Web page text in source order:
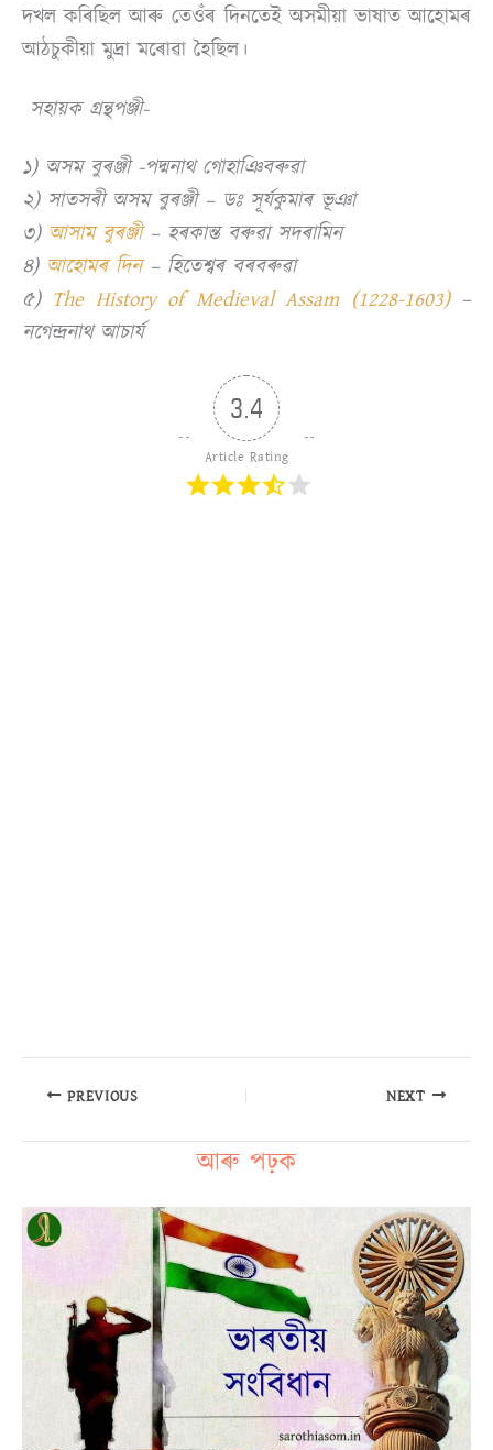
দখল কৰিছিল আৰু তেওঁৰ দিনতেই অসমীয়া ভাষাত আহোমৰ
আঠচুকীয়া মুদ্ৰা মৰোৱা হৈছিল।
সহায়ক গ্ৰন্থপঞ্জী-
১) অসম বুৰঞ্জী -পদ্মনাথ গোহাঞিবৰুৱা
২) সাতসৰী অসম বুৰঞ্জী – ডঃ সূৰ্যকুমাৰ ভূঞা
৩) আসাম বুৰঞ্জী – হৰকান্ত বৰুৱা সদৰামিন
৪) আহোমৰ দিন – হিতেশ্বৰ বৰবৰুৱা
৫) The History of Medieval Assam (1228-1603) –
নগেন্দ্ৰনাথ আচাৰ্য
3.4
Article Rating
PREVIOUS NEXT
আৰু পঢ়ক